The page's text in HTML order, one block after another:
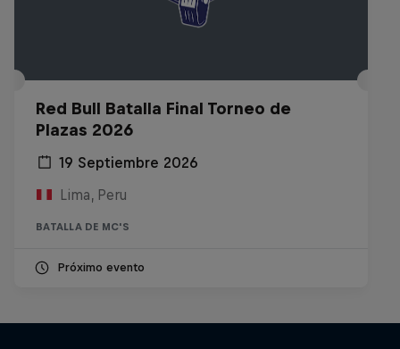
Red Bull Batalla Final Torneo de
Plazas 2026
19 Septiembre 2026
Lima, Peru
BATALLA DE MC'S
Próximo evento